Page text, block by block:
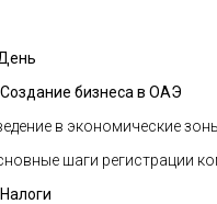
Создание бизнеса в ОАЭ
в экономические
шаги регистрации